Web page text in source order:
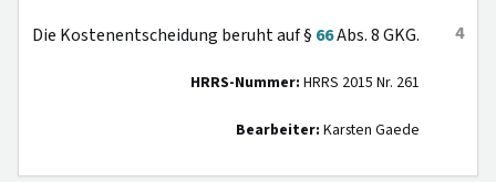
4
Die Kostenentscheidung beruht auf § 66Abs. 8 GKG.
HRRS-Nummer: HRRS 2015 Nr. 261
Bearbeiter: Karsten Gaede